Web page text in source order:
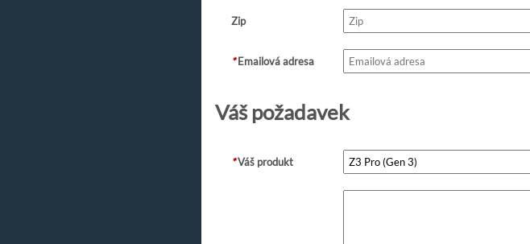
Zip
*Emailová adresa
Váš požadavek
*Váš produkt